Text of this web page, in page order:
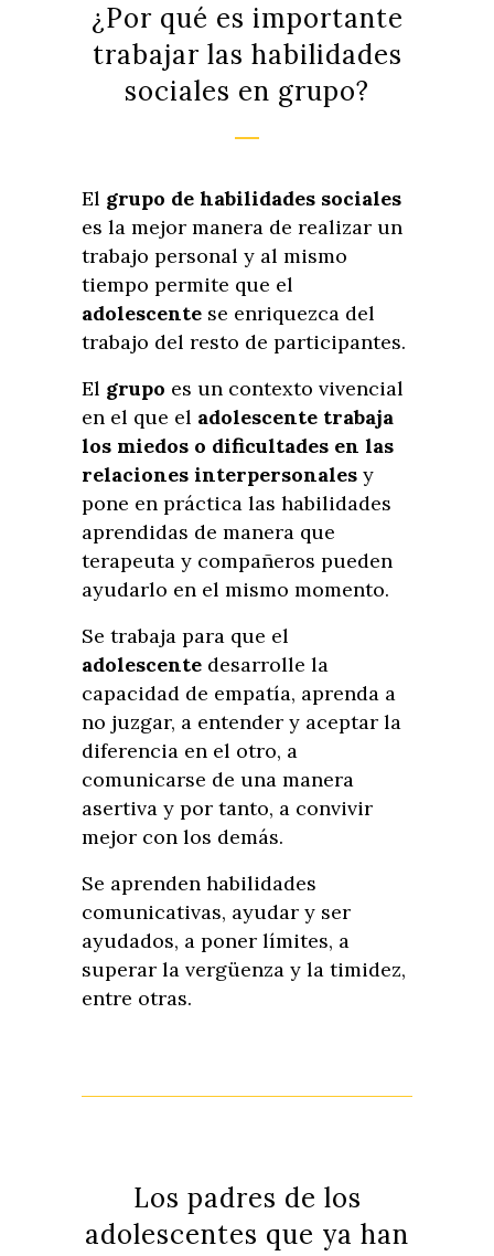
¿Por qué es importante
trabajar las habilidades
sociales en grupo?
El grupo de habilidades sociales
es la mejor manera de realizar un
trabajo personal y al mismo
tiempo permite que el
adolescente se enriquezca del
trabajo del resto de participantes.
El grupo es un contexto vivencial
en el que el adolescente trabaja
los miedos o dificultades en las
relaciones interpersonales y
pone en práctica las habilidades
aprendidas de manera que
terapeuta y compañeros pueden
ayudarlo en el mismo momento.
Se trabaja para que el
adolescente desarrolle la
capacidad de empatía, aprenda a
no juzgar, a entender y aceptar la
diferencia en el otro, a
comunicarse de una manera
asertiva y por tanto, a convivir
mejor con los demás.
Se aprenden habilidades
comunicativas, ayudar y ser
ayudados, a poner límites, a
superar la vergüenza y la timidez,
entre otras.
Los padres de los
adolescentes que ya han